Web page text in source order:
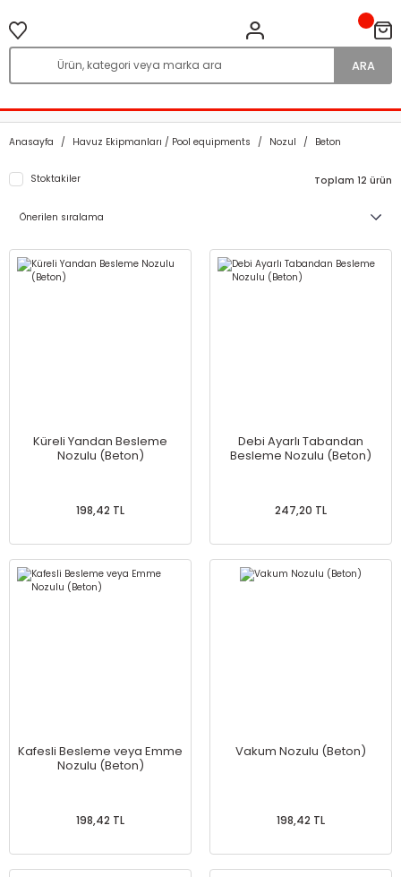
ARA
Anasayfa Havuz Ekipmanları / Pool equipments Nozul Beton
Stoktakiler Toplam 12 ürün
Küreli Yandan Besleme
Nozulu (Beton)
198,42 TL
Debi Ayarlı Tabandan
Besleme Nozulu (Beton)
247,20 TL
Kafesli Besleme veya Emme
Nozulu (Beton)
198,42 TL
Vakum Nozulu (Beton)
198,42 TL